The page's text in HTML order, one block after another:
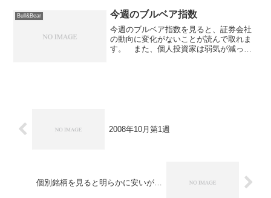
底を付けるのではない...
Bull&Bear 今週のブルベア指数
今週のブルベア指数を見ると、証券会社
の動向に変化がないことが読んで取れま
す。 また、個人投資家は弱気が減って
2008年10月第1週
個別銘柄を見ると明らかに安いが…